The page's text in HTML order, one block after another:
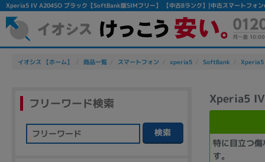
Xperia5 IV A204SO ブラック【SoftBank版SIMフリー】 【中古Bランク】|中古スマートフォン
イオシス 【ホーム】 商品一覧 スマートフォン xperia5 SoftBank Xperia5
Xperia5
特に目立つ
す。
フリーワード検索
検索